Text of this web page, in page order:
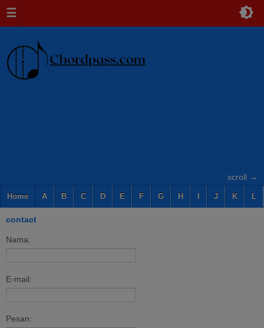
☰
scroll →
Home A B C D E F G H J K L
contact
Nama:
E-mail:
Pesan: